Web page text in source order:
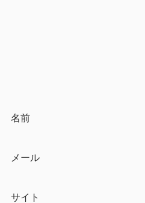
名前
メール
サイト